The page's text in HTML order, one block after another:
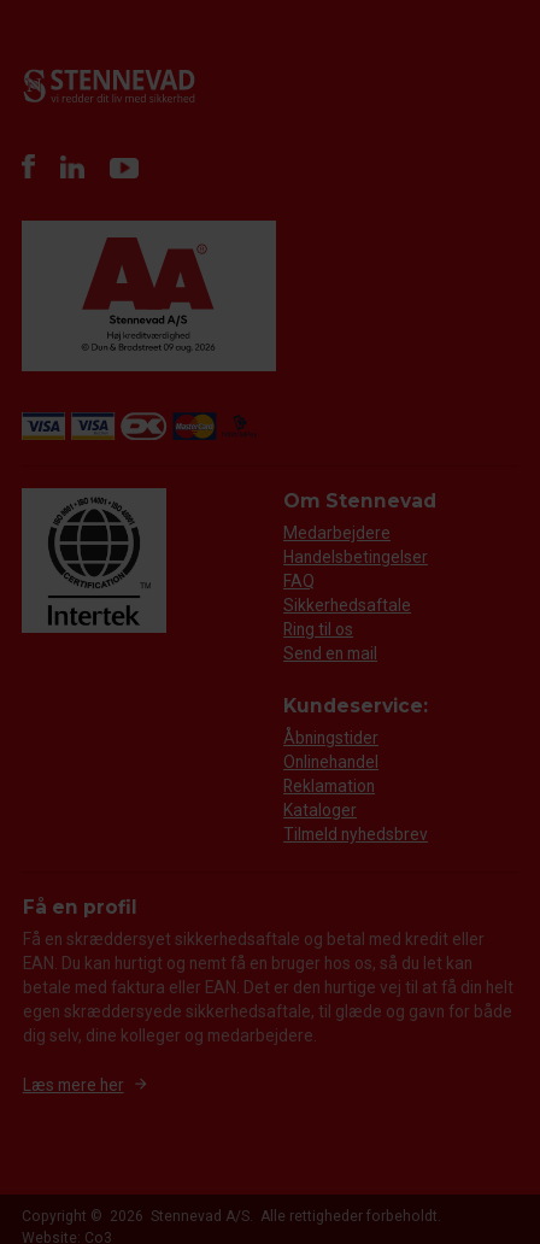
Om Stennevad
Medarbejdere
Handelsbetingelser
FAQ
Sikkerhedsaftale
Ring til os
Send en mail
Kundeservice:
Åbningstider
Onlinehandel
Reklamation
Kataloger
Tilmeld nyhedsbrev
Få en profil
Få en skræddersyet sikkerhedsaftale og betal med kredit eller
EAN. Du kan hurtigt og nemt få en bruger hos os, så du let kan
betale med faktura eller EAN. Det er den hurtige vej til at få din helt
egen skræddersyede sikkerhedsaftale, til glæde og gavn for både
dig selv, dine kolleger og medarbejdere.
Læs mere her
Copyright © 2026 Stennevad A/S. Alle rettigheder forbeholdt.
Website: Co3